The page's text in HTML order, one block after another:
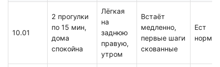
10.01
2 прогулки
по 15 мин,
дома
спокойна
Лёгкая
на
заднюю
правую,
утром
Встаёт
медленно,
первые шаги
скованные
Ест